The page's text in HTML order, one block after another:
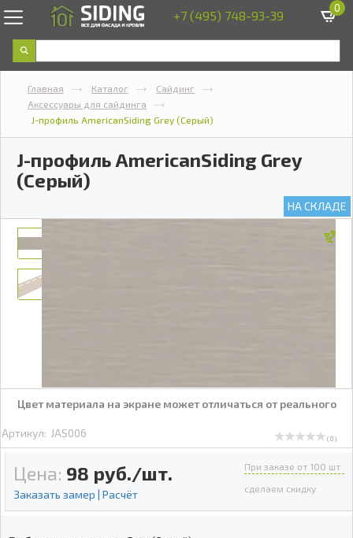
+7 (495) 748-93-39 0
Главная Каталог
Сайдинг
Аксессуары для сайдинга
J-профиль AmericanSiding Grey (Серый)
J-профиль AmericanSiding Grey
(Серый)
НА СКЛАДЕ
Цвет материала на экране может отличаться от реального
Артикул: JAS006 ( 0 )
Цена: 98 руб./шт.
Заказать замер | Расчёт
При заказе от 100 шт
сделаем скидку